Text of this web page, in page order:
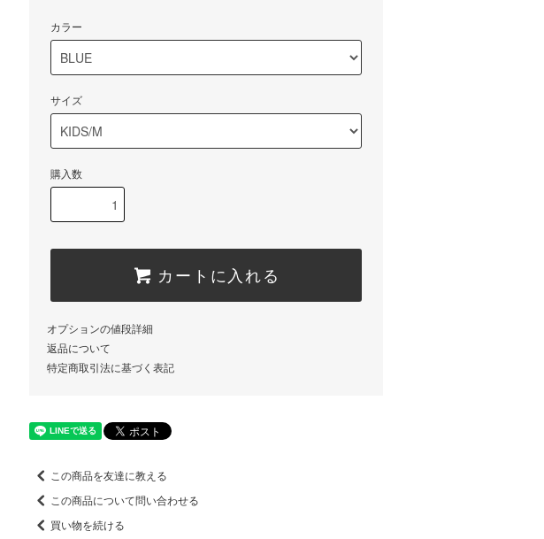
カラー
サイズ
購入数
カートに入れる
オプションの値段詳細
返品について
特定商取引法に基づく表記
この商品を友達に教える
この商品について問い合わせる
買い物を続ける